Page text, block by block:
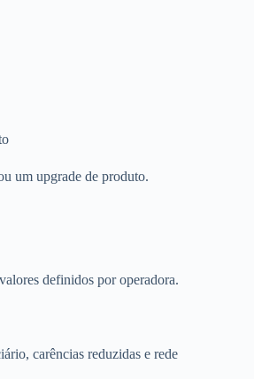
um upgrade de produto.
definidos por operadora.
carências reduzidas e rede